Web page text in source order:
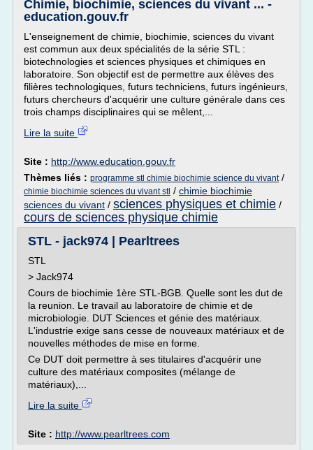
Chimie, biochimie, sciences du vivant ... -
education.gouv.fr
L'enseignement de chimie, biochimie, sciences du vivant
est commun aux deux spécialités de la série STL :
biotechnologies et sciences physiques et chimiques en
laboratoire. Son objectif est de permettre aux élèves des
filières technologiques, futurs techniciens, futurs ingénieurs,
futurs chercheurs d'acquérir une culture générale dans ces
trois champs disciplinaires qui se mêlent,...
Lire la suite
Site : http://www.education.gouv.fr
Thèmes liés : programme stl chimie biochimie science du vivant/
chimie biochimie sciences du vivant stl / chimie biochimie
sciences du vivant / sciences physiques et chimie /
cours de sciences physique chimie
STL - jack974 | Pearltrees
STL
> Jack974
Cours de biochimie 1ère STL-BGB. Quelle sont les dut de
la reunion. Le travail au laboratoire de chimie et de
microbiologie. DUT Sciences et génie des matériaux.
L'industrie exige sans cesse de nouveaux matériaux et de
nouvelles méthodes de mise en forme.
Ce DUT doit permettre à ses titulaires d'acquérir une
culture des matériaux composites (mélange de
matériaux),...
Lire la suite
Site : http://www.pearltrees.com